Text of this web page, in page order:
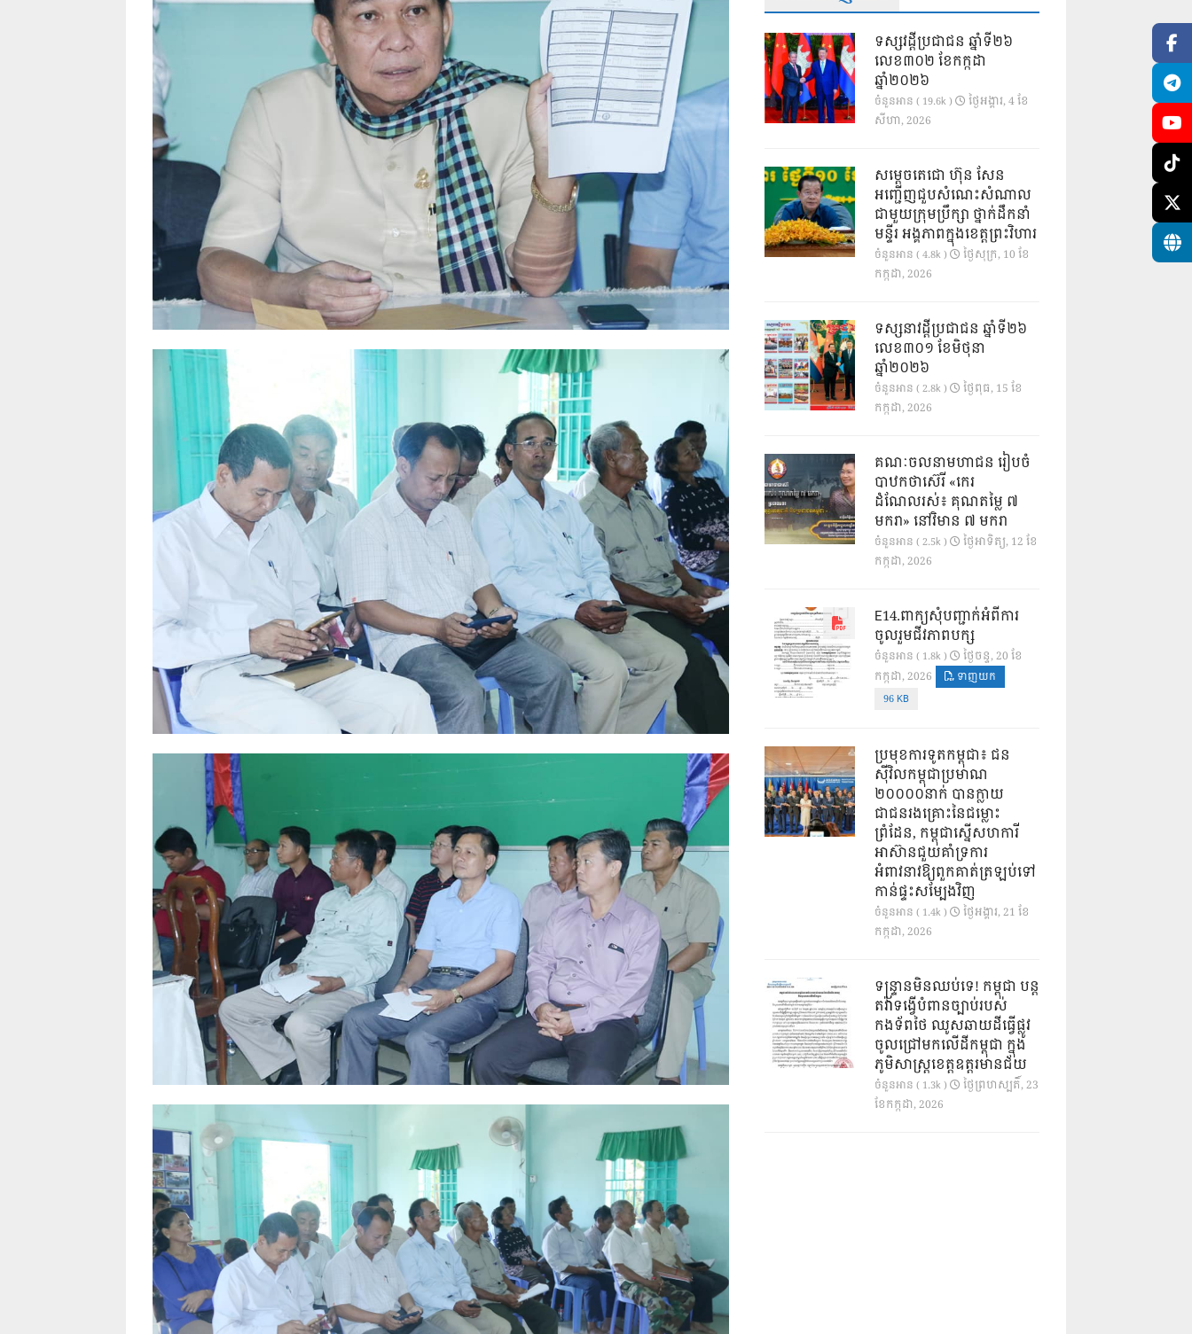
ទស្សវដ្តីប្រជាជន ឆ្នាំទី២៦
លេខ៣០២ ខែកក្កដា
ឆ្នាំ២០២៦
ចំនួនអាន ( 19.6k )
ថ្ងៃ​អង្គារ, 4 ខែ​
សីហា, 2026
សម្តេចតេជោ ហ៊ុន សែន
អញ្ជើញជួបសំណេះសំណាល
ជាមួយក្រុមប្រឹក្សា ថ្នាក់ដឹកនាំ
មន្ទីរ អង្គភាពក្នុងខេត្តព្រះវិហារ
ចំនួនអាន ( 4.8k )
ថ្ងៃ​សុក្រ, 10 ខែ​
កក្កដា, 2026
ទស្សនាវដ្ដីប្រជាជន ឆ្នាំទី២៦
លេខ៣០១ ខែមិថុនា
ឆ្នាំ២០២៦
ចំនួនអាន ( 2.8k )
ថ្ងៃ​ពុធ, 15 ខែ​
កក្កដា, 2026
គណៈចលនាមហាជន រៀបចំ
បាឋកថាស៊េរី «កេរ
ដំណែលរស់៖ គុណតម្លៃ ៧
មករា» នៅវិមាន ៧ មករា
ចំនួនអាន ( 2.5k )
ថ្ងៃ​អាទិត្យ, 12 ខែ​
កក្កដា, 2026
E14.ពាក្យសុំបញ្ជាក់អំពីការ
ចូលរួមជីវភាពបក្ស
ចំនួនអាន ( 1.8k )
ថ្ងៃ​ចន្ទ, 20 ខែ​
កក្កដា, 2026
ទាញយក
96 KB
ប្រមុខការទូតកម្ពុជា៖ ជន
ស៊ីវិលកម្ពុជាប្រមាណ
២០០០០នាក់ បានក្លាយ
ជាជនរងគ្រោះនៃជម្លោះ
ព្រំដែន, កម្ពុជាស្នើសហការី
អាស៊ានជួយគាំទ្រការ
អំពាវនាវឱ្យពួកគាត់ត្រឡប់ទៅ
កាន់ផ្ទះសម្បែងវិញ
ចំនួនអាន ( 1.4k )
ថ្ងៃ​អង្គារ, 21 ខែ​
កក្កដា, 2026
ទន្ទ្រានមិនឈប់ទេ! កម្ពុជា បន្ត
តវ៉ាទង្វើបំពានច្បាប់របស់
កងទ័ពថៃ ឈូសឆាយដីធ្វើផ្លូវ
ចូលជ្រៅមកលើដីកម្ពុជា ក្នុង
ភូមិសាស្ត្រខេត្តឧត្តរមានជ័យ
ចំនួនអាន ( 1.3k )
ថ្ងៃ​ព្រហស្បតិ៍, 23
ខែ​កក្កដា, 2026